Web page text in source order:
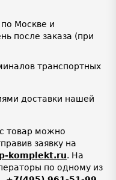
Москве и
после заказа (при
транспортных
доставки нашей
товар можно
заявку на
komplekt.ru. На
по одному из